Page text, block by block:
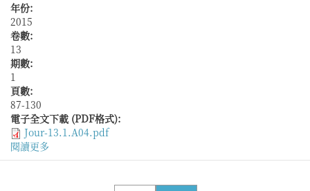
年份:
2015
卷數:
13
期數:
1
頁數:
87-130
電子全文下載 (PDF格式):
Jour-13.1.A04.pdf
閱讀更多
於